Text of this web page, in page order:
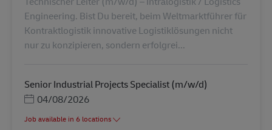
Engineering. Bist Du bereit, beim Weltmarktführer für
Kontraktlogistik innovative Logistiklösungen nicht
nur zu konzipieren, sondern erfolgrei...
Senior Industrial Projects Specialist (m/w/d)
Posted Date
04/08/2026
Job available in 6 locations